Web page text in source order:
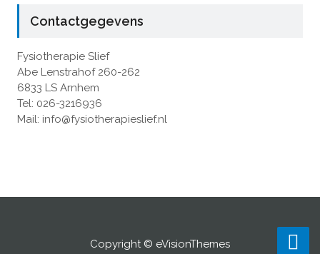
Contactgegevens
Fysiotherapie Slief
Abe Lenstrahof 260-262
6833 LS Arnhem
Tel: 026-3216936
Mail: info@fysiotherapieslief.nl
Copyright © eVisionThemes